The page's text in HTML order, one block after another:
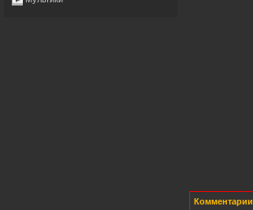
Комментарии